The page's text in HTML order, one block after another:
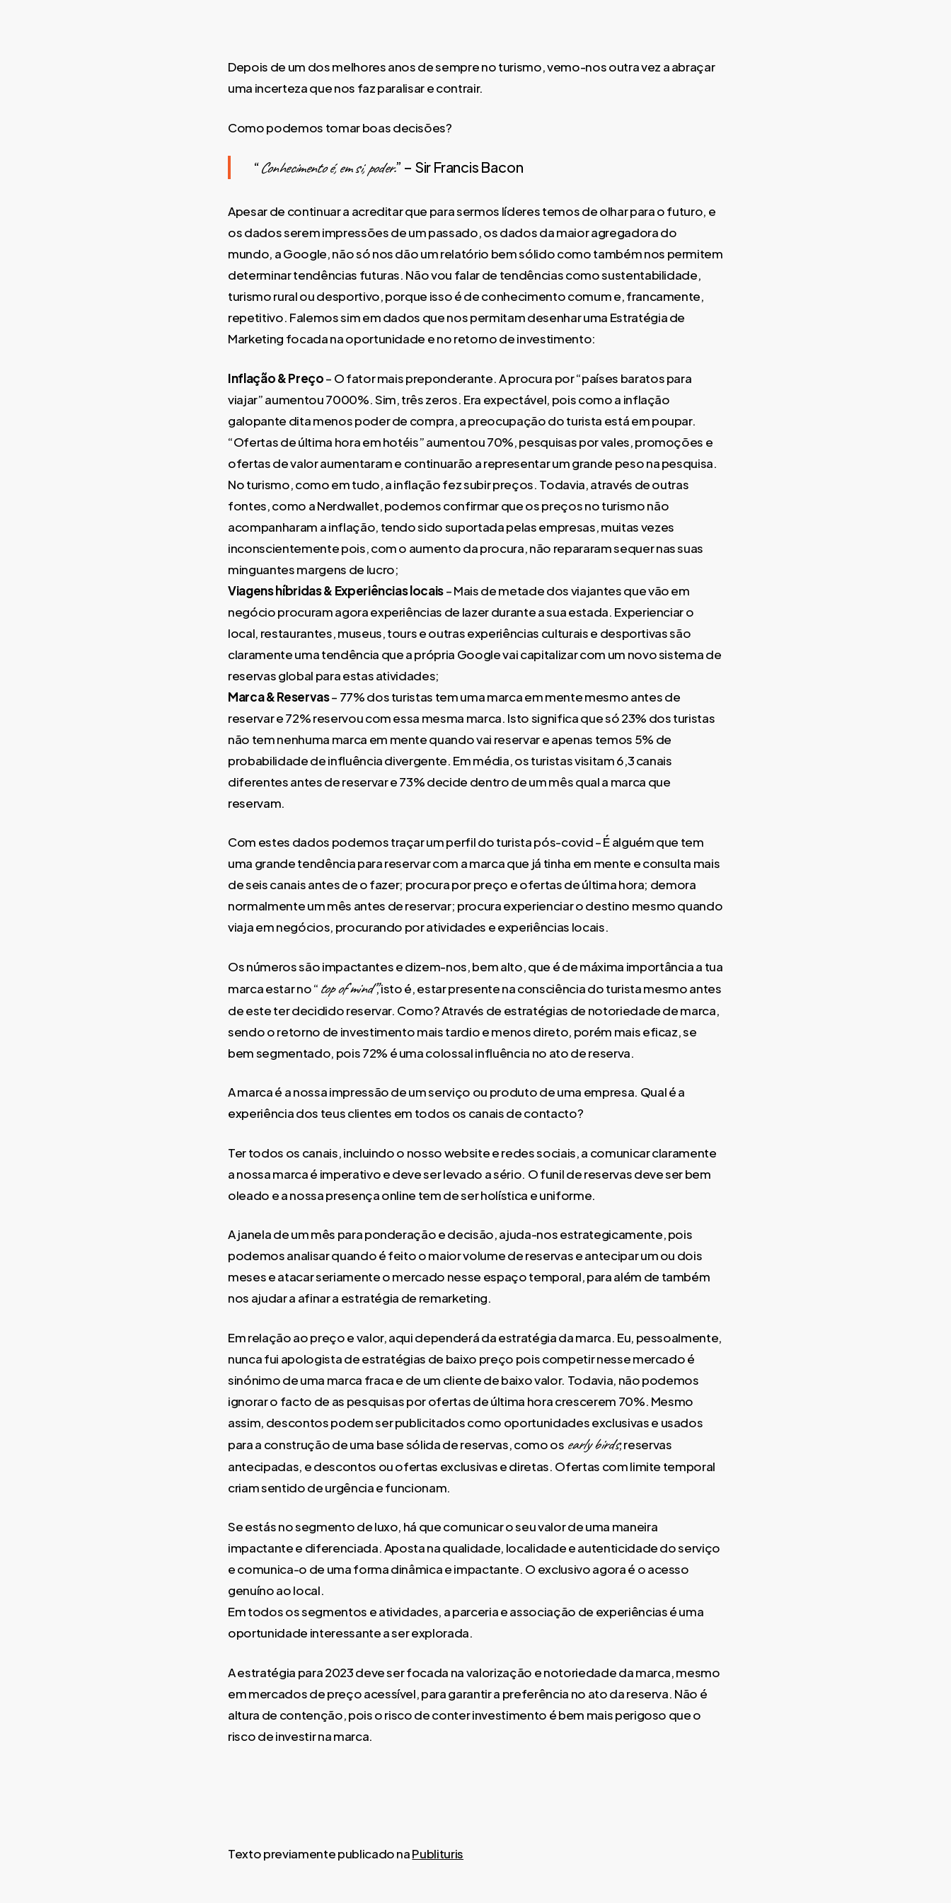
Depois de um dos melhores anos de sempre no turismo, vemo-nos outra vez a abraçar
uma incerteza que nos faz paralisar e contrair.
Como podemos tomar boas decisões?
“Conhecimento é, em si, poder.” – Sir Francis Bacon
Apesar de continuar a acreditar que para sermos líderes temos de olhar para o futuro, e
os dados serem impressões de um passado, os dados da maior agregadora do
mundo, a Google, não só nos dão um relatório bem sólido como também nos permitem
determinar tendências futuras. Não vou falar de tendências como sustentabilidade,
turismo rural ou desportivo, porque isso é de conhecimento comum e, francamente,
repetitivo. Falemos sim em dados que nos permitam desenhar uma Estratégia de
Marketing focada na oportunidade e no retorno de investimento:
Inflação & Preço– O fator mais preponderante. A procura por “países baratos para
viajar” aumentou 7000%. Sim, três zeros. Era expectável, pois como a inflação
galopante dita menos poder de compra, a preocupação do turista está em poupar.
“Ofertas de última hora em hotéis” aumentou 70%, pesquisas por vales, promoções e
ofertas de valor aumentaram e continuarão a representar um grande peso na pesquisa.
No turismo, como em tudo, a inflação fez subir preços. Todavia, através de outras
fontes, como a Nerdwallet, podemos confirmar que os preços no turismo não
acompanharam a inflação, tendo sido suportada pelas empresas, muitas vezes
inconscientemente pois, com o aumento da procura, não repararam sequer nas suas
minguantes margens de lucro;
Viagens híbridas & Experiências locais– Mais de metade dos viajantes que vão em
negócio procuram agora experiências de lazer durante a sua estada. Experienciar o
local, restaurantes, museus, tours e outras experiências culturais e desportivas são
claramente uma tendência que a própria Google vai capitalizar com um novo sistema de
reservas global para estas atividades;
Marca & Reservas– 77% dos turistas tem uma marca em mente mesmo antes de
reservar e 72% reservou com essa mesma marca. Isto significa que só 23% dos turistas
não tem nenhuma marca em mente quando vai reservar e apenas temos 5% de
probabilidade de influência divergente. Em média, os turistas visitam 6,3 canais
diferentes antes de reservar e 73% decide dentro de um mês qual a marca que
reservam.
Com estes dados podemos traçar um perfil do turista pós-covid – É alguém que tem
uma grande tendência para reservar com a marca que já tinha em mente e consulta mais
de seis canais antes de o fazer; procura por preço e ofertas de última hora; demora
normalmente um mês antes de reservar; procura experienciar o destino mesmo quando
viaja em negócios, procurando por atividades e experiências locais.
Os números são impactantes e dizem-nos, bem alto, que é de máxima importância a tua
marca estar no “ top of mind”, isto é, estar presente na consciência do turista mesmo antes
de este ter decidido reservar. Como? Através de estratégias de notoriedade de marca,
sendo o retorno de investimento mais tardio e menos direto, porém mais eficaz, se
bem segmentado, pois 72% é uma colossal influência no ato de reserva.
A marca é a nossa impressão de um serviço ou produto de uma empresa. Qual é a
experiência dos teus clientes em todos os canais de contacto?
Ter todos os canais, incluindo o nosso website e redes sociais, a comunicar claramente
a nossa marca é imperativo e deve ser levado a sério. O funil de reservas deve ser bem
oleado e a nossa presença online tem de ser holística e uniforme.
A janela de um mês para ponderação e decisão, ajuda-nos estrategicamente, pois
podemos analisar quando é feito o maior volume de reservas e antecipar um ou dois
meses e atacar seriamente o mercado nesse espaço temporal, para além de também
nos ajudar a afinar a estratégia de remarketing.
Em relação ao preço e valor, aqui dependerá da estratégia da marca. Eu, pessoalmente,
nunca fui apologista de estratégias de baixo preço pois competir nesse mercado é
sinónimo de uma marca fraca e de um cliente de baixo valor. Todavia, não podemos
ignorar o facto de as pesquisas por ofertas de última hora crescerem 70%. Mesmo
assim, descontos podem ser publicitados como oportunidades exclusivas e usados
para a construção de uma base sólida de reservas, como os early birds, reservas
antecipadas, e descontos ou ofertas exclusivas e diretas. Ofertas com limite temporal
criam sentido de urgência e funcionam.
Se estás no segmento de luxo, há que comunicar o seu valor de uma maneira
impactante e diferenciada. Aposta na qualidade, localidade e autenticidade do serviço
e comunica-o de uma forma dinâmica e impactante. O exclusivo agora é o acesso
genuíno ao local.
Em todos os segmentos e atividades, a parceria e associação de experiências é uma
oportunidade interessante a ser explorada.
A estratégia para 2023 deve ser focada na valorização e notoriedade da marca, mesmo
em mercados de preço acessível, para garantir a preferência no ato da reserva. Não é
altura de contenção, pois o risco de conter investimento é bem mais perigoso que o
risco de investir na marca.
Texto previamente publicado naPublituris